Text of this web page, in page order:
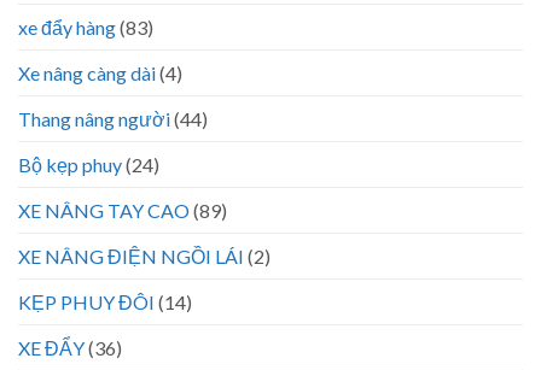
xe đẩy hàng(83)
Xe nâng càng dài(4)
Thang nâng người(44)
Bộ kẹp phuy(24)
XE NÂNG TAY CAO(89)
XE NÂNG ĐIỆN NGỒI LÁI (2)
KẸP PHUY ĐÔI (14)
XE ĐẨY(36)